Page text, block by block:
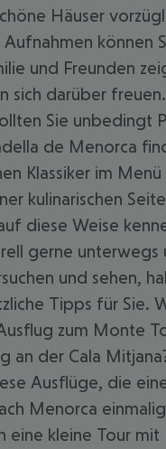
Häuser
können
und Freunden
sich darüber
Sie unbedingt
de Menorca
Klassiker im
kulinarischen
diese Weise
gerne unterwegs
und sehen,
Tipps für Sie.
zum Monte
an der Cala
Ausflüge, die
Menorca
eine kleine Tour mit